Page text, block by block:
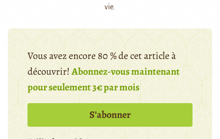
vie.
Vous avez encore 80 % de cet article à
découvrir!Abonnez-vous maintenant
pour seulement 3€ par mois
S’abonner